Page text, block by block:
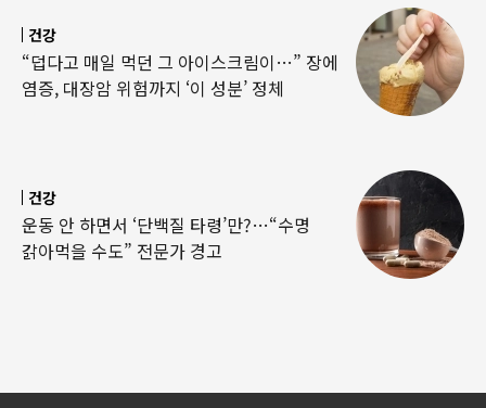
건강
“덥다고 매일 먹던 그 아이스크림이…” 장에
염증, 대장암 위험까지 ‘이 성분’ 정체
건강
운동 안 하면서 ‘단백질 타령’만?…“수명
갉아먹을 수도” 전문가 경고